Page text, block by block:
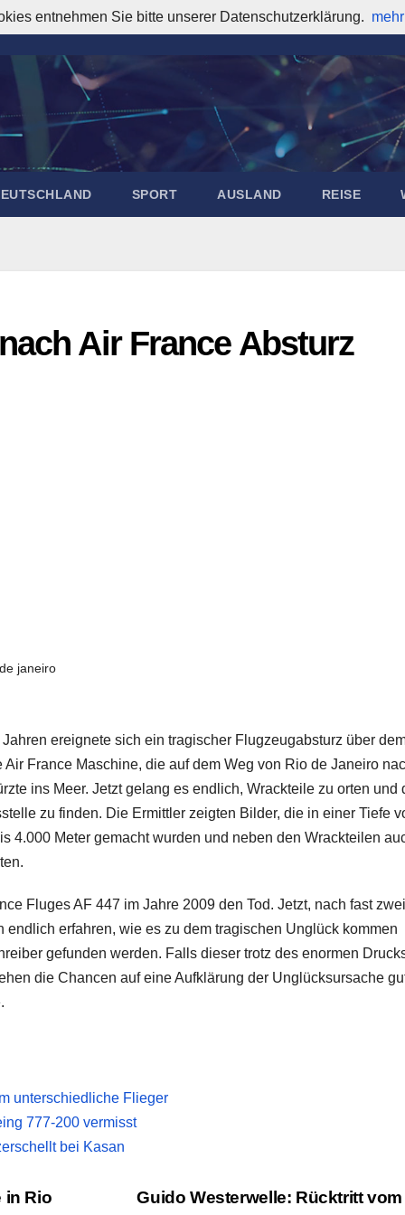
SPORT AUSLAND REISE
Air France Absturz
janeiro
ereignete sich ein tragischer Flugzeugabsturz über
Air France Maschine, die auf dem Weg von Rio de Janeiro
ins Meer. Jetzt gelang es endlich, Wrackteile zu orten und
zu finden. Die Ermittler zeigten Bilder, die in einer Tiefe
4.000 Meter gemacht wurden und neben den Wrackteilen
Fluges AF 447 im Jahre 2009 den Tod. Jetzt, nach fast zwei
erfahren, wie es zu dem tragischen Unglück kommen
gefunden werden. Falls dieser trotz des enormen
die Chancen auf eine Aufklärung der Unglücksursache
unterschiedliche Flieger
777-200 vermisst
bei Kasan
Guido Westerwelle: Rücktritt vom
in Rio
entnehmen Sie bitte unserer Datenschutzerklärung.